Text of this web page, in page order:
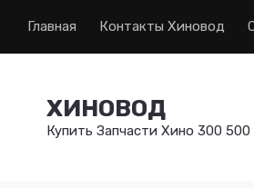
Главная Контакты Хиновод
ХИНОВОД
Купить Запчасти Хино 300 500